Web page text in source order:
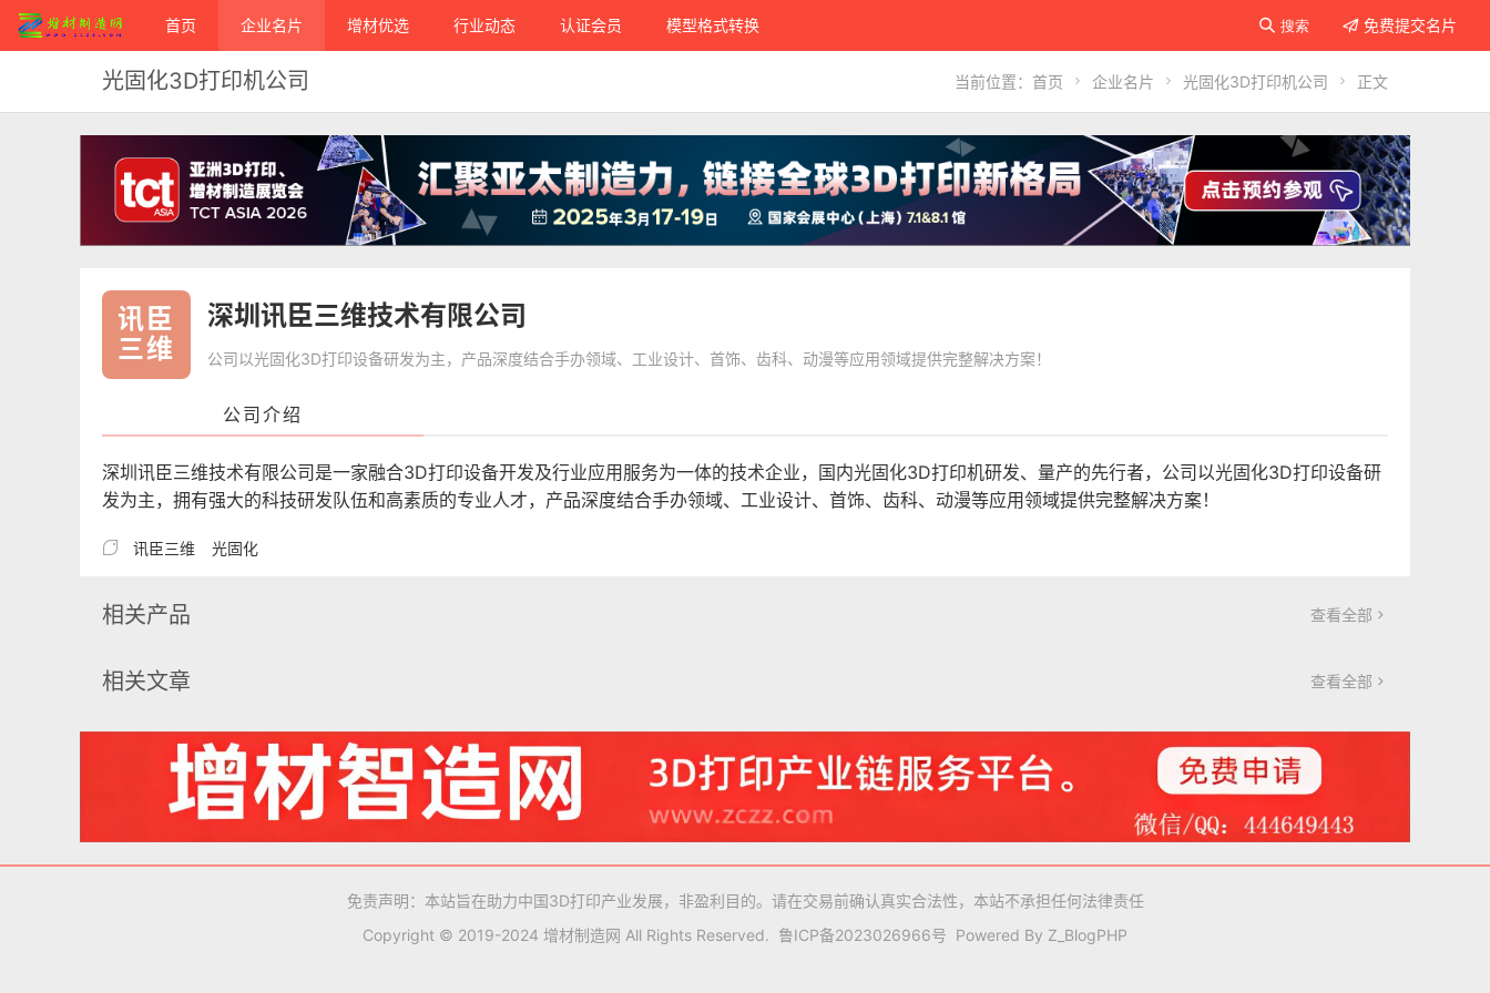
 免费提交名片
 搜索
首页 企业名片 增材优选 行业动态 认证会员 模型格式转换
光固化3D打印机公司 当前位置： 首页  企业名片  光固化3D打印机公司  正文
讯臣
三维
深圳讯臣三维技术有限公司
公司以光固化3D打印设备研发为主，产品深度结合手办领域、工业设计、首饰、齿科、动漫等应用领域提供完整解决方案！
公司介绍
深圳讯臣三维技术有限公司是一家融合3D打印设备开发及行业应用服务为一体的技术企业，国内光固化3D打印机研发、量产的先行者，公司以光固化3D打印设备研
发为主，拥有强大的科技研发队伍和高素质的专业人才，产品深度结合手办领域、工业设计、首饰、齿科、动漫等应用领域提供完整解决方案！
 讯臣三维 光固化
相关产品 查看全部 
相关文章 查看全部 
免责声明：本站旨在助力中国3D打印产业发展，非盈利目的。请在交易前确认真实合法性，本站不承担任何法律责任
Copyright © 2019-2024 增材制造网 All Rights Reserved. 鲁ICP备2023026966号 Powered By Z_BlogPHP